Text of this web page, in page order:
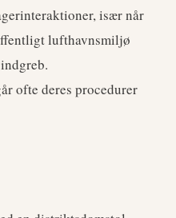
især når
lufthavnsmiljø
ofte deres procedurer